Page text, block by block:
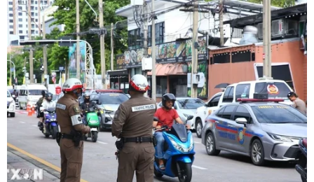
Đứng đầu danh sách là ngôi sao của Manchester
United Cristiano Ronaldo với 401 triệu người theo dõi,
tiếp đó là 2 cầu thủ của PSG là Lionel Messi cùng
Neymar với lần lượt 307 triệu và 170 triệu.